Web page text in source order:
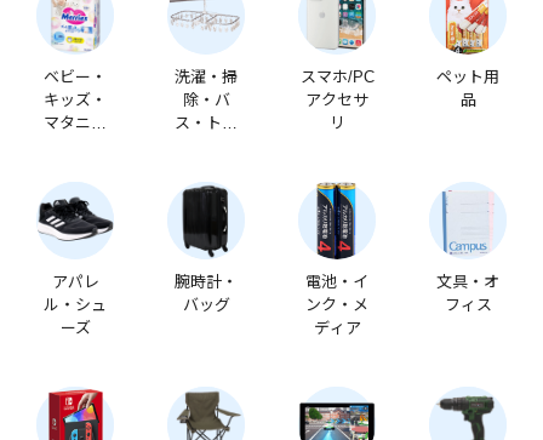
ベビー・
キッズ・
マタニテ
洗濯・掃
除・バ
ス・トイ
スマホ/PC
アクセサ
リ
ペット用
品
アパレ
ル・シュ
ーズ
腕時計・
バッグ
電池・イ
ンク・メ
ディア
文具・オ
フィス